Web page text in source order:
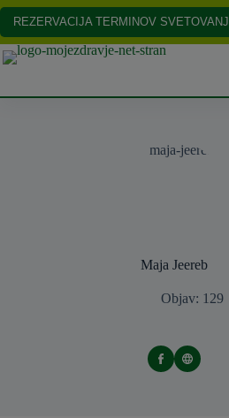
Skip
content
REZERVACIJA TERMINOV SVETOVANJ
Maja Jeereb
Objav: 129